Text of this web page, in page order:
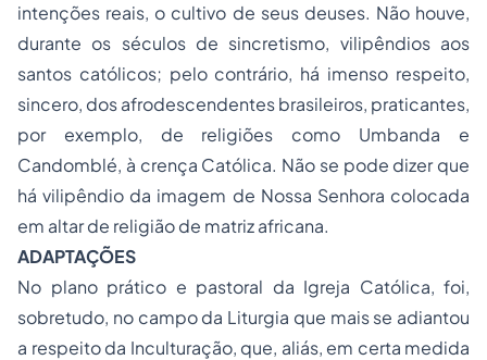
intenções reais, o cultivo de seus deuses. Não houve,
durante os séculos de sincretismo, vilipêndios aos
santos católicos; pelo contrário, há imenso respeito,
sincero, dos afrodescendentes brasileiros, praticantes,
por exemplo, de religiões como Umbanda e
Candomblé, à crença Católica. Não se pode dizer que
há vilipêndio da imagem de Nossa Senhora colocada
em altar de religião de matriz africana.
ADAPTAÇÕES
No plano prático e pastoral da Igreja Católica, foi,
sobretudo, no campo da Liturgia que mais se adiantou
a respeito da Inculturação, que, aliás, em certa medida